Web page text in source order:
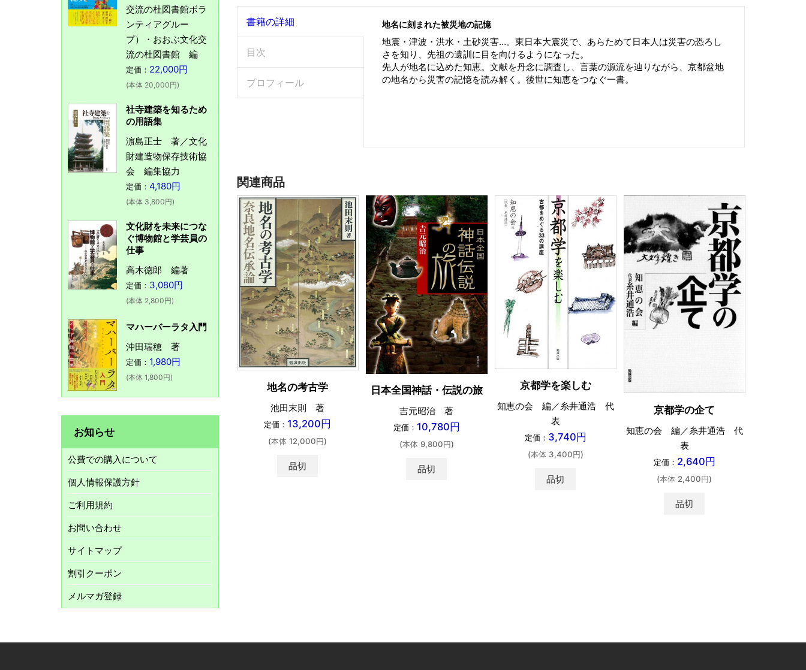
書籍の詳細
目次
プロフィール
地名に刻まれた被災地の記憶
地震・津波・洪水・土砂災害…。東日本大震災で、あらためて日本人は災害の恐ろし
さを知り、先祖の遺訓に目を向けるようになった。
先人が地名に込めた知恵。文献を丹念に調査し、言葉の源流を辿りながら、京都盆地
の地名から災害の記憶を読み解く。後世に知恵をつなぐ一書。
関連商品
地名の考古学
池田末則 著
定価： 13,200円
(本体 12,000円)
品切
日本全国神話・伝説の旅
吉元昭治 著
定価： 10,780円
(本体 9,800円)
品切
京都学を楽しむ
知恵の会 編／糸井通浩 代
表
定価： 3,740円
(本体 3,400円)
品切
京都学の企て
知恵の会 編／糸井通浩 代
表
定価： 2,640円
(本体 2,400円)
品切
交流の杜図書館ボラ
ンティアグルー
プ）・おおぶ文化交
流の杜図書館 編
定価： 22,000円
(本体 20,000円)
社寺建築を知るため
の用語集
濵島正士 著／文化
財建造物保存技術協
会 編集協力
定価： 4,180円
(本体 3,800円)
文化財を未来につな
ぐ博物館と学芸員の
仕事
高木徳郎 編著
定価： 3,080円
(本体 2,800円)
マハーバーラタ入門
沖田瑞穂 著
定価： 1,980円
(本体 1,800円)
お知らせ
公費での購入について
個人情報保護方針
ご利用規約
お問い合わせ
サイトマップ
割引クーポン
メルマガ登録